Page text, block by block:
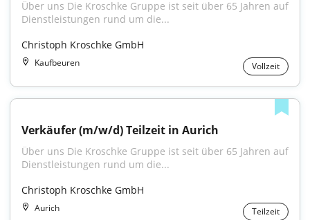
Über uns Die Kroschke Gruppe ist seit über 65 Jahren auf
Dienstleistungen rund um die...
Christoph Kroschke GmbH
Kaufbeuren Vollzeit
Verkäufer (m/w/d) Teilzeit in Aurich
Über uns Die Kroschke Gruppe ist seit über 65 Jahren auf
Dienstleistungen rund um die...
Christoph Kroschke GmbH
Aurich Teilzeit